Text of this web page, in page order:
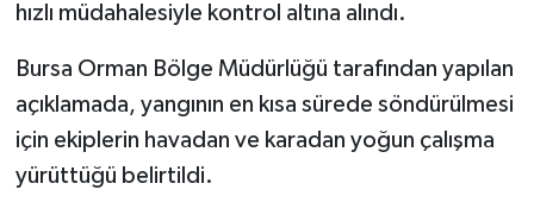
hızlı müdahalesiyle kontrol altına alındı.
Bursa Orman Bölge Müdürlüğü tarafından yapılan
açıklamada, yangının en kısa sürede söndürülmesi
için ekiplerin havadan ve karadan yoğun çalışma
yürüttüğü belirtildi.